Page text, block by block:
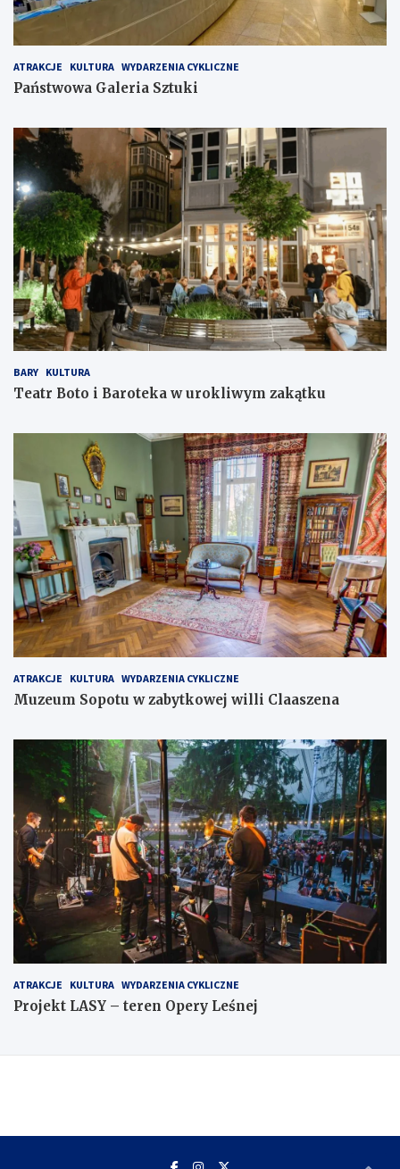
ATRAKCJE KULTURA WYDARZENIA CYKLICZNE
Państwowa Galeria Sztuki
BARY KULTURA
Teatr Boto i Baroteka w urokliwym zakątku
ATRAKCJE KULTURA WYDARZENIA CYKLICZNE
Muzeum Sopotu w zabytkowej willi Claaszena
ATRAKCJE KULTURA WYDARZENIA CYKLICZNE
Projekt LASY – teren Opery Leśnej